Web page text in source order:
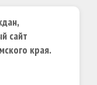
сайт
края.